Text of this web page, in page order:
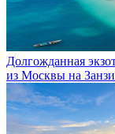
Долгожданная
из Москвы на